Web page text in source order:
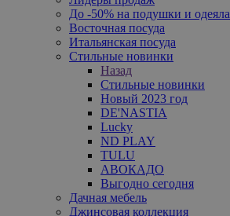
До -50% на подушки и одеяла
Восточная посуда
Итальянская посуда
Стильные новинки
Назад
Стильные новинки
Новый 2023 год
DE'NASTIA
Lucky
ND PLAY
TULU
АВОКАДО
Выгодно сегодня
Дачная мебель
Джинсовая коллекция